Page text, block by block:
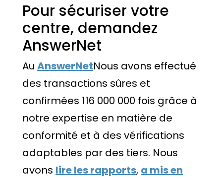
Pour sécuriser votre
centre, demandez
AnswerNet
Au AnswerNetNous avons effectué
des transactions sûres et
confirmées 116 000 000 fois grâce à
notre expertise en matière de
conformité et à des vérifications
adaptables par des tiers. Nous
avons lire les rapports, a mis en